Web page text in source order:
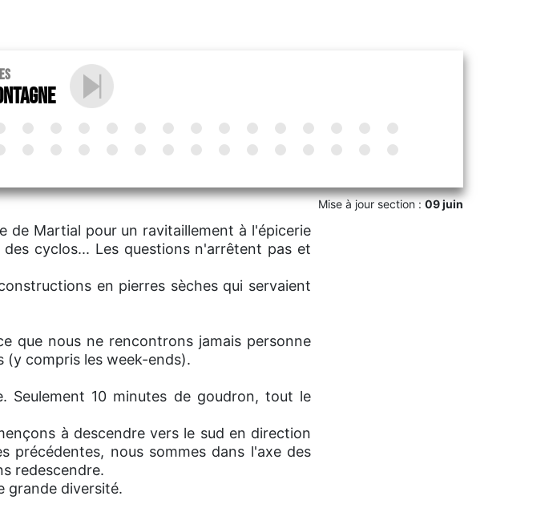
Mise à jour section :09 juin
de Martial pour un ravitaillement à l'épicerie
cyclos... Les questions n'arrêtent pas et
en pierres sèches qui servaient
que nous ne rencontrons jamais personne
(y compris les week-ends).
Seulement 10 minutes de goudron, tout le
à descendre vers le sud en direction
précédentes, nous sommes dans l'axe des
redescendre.
grande diversité.